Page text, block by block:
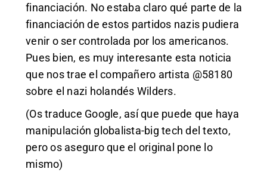
financiación. No estaba claro qué parte de la
financiación de estos partidos nazis pudiera
venir o ser controlada por los americanos.
Pues bien, es muy interesante esta noticia
que nos trae el compañero artista @58180
sobre el nazi holandés Wilders.
(Os traduce Google, así que puede que haya
manipulación globalista-big tech del texto,
pero os aseguro que el original pone lo
mismo)